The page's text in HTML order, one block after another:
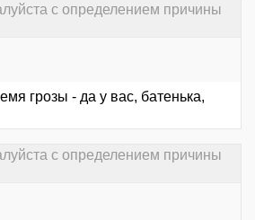
с определением причины
грозы - да у вас, батенька,
с определением причины